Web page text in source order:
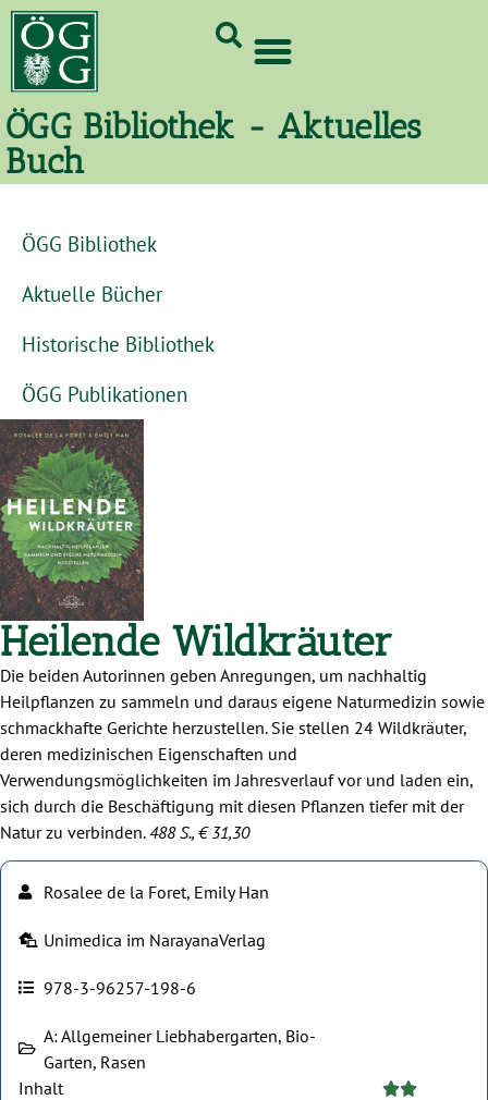
ÖGG Bibliothek - Aktuelles
Buch
ÖGG Bibliothek
Aktuelle Bücher
Historische Bibliothek
ÖGG Publikationen
Heilende Wildkräuter
Die beiden Autorinnen geben Anregungen, um nachhaltig
Heilpflanzen zu sammeln und daraus eigene Naturmedizin sowie
schmackhafte Gerichte herzustellen. Sie stellen 24 Wildkräuter,
deren medizinischen Eigenschaften und
Verwendungsmöglichkeiten im Jahresverlauf vor und laden ein,
sich durch die Beschäftigung mit diesen Pflanzen tiefer mit der
Natur zu verbinden.488 S., € 31,30
Rosalee de la Foret, Emily Han
Unimedica im NarayanaVerlag
978-3-96257-198-6
A: Allgemeiner Liebhabergarten, Bio-
Garten, Rasen
Inhalt
